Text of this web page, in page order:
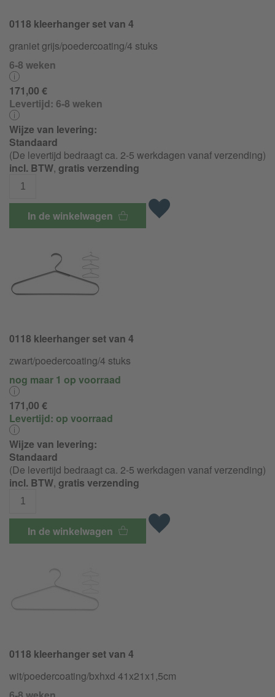
0118 kleerhanger set van 4
graniet grijs/poedercoating/4 stuks
6-8 weken
171,00 €
Levertijd: 6-8 weken
Wijze van levering:
Standaard
(De levertijd bedraagt ca. 2-5 werkdagen vanaf verzending)
incl. BTW, gratis verzending
In de winkelwagen
0118 kleerhanger set van 4
zwart/poedercoating/4 stuks
nog maar 1 op voorraad
171,00 €
Levertijd: op voorraad
Wijze van levering:
Standaard
(De levertijd bedraagt ca. 2-5 werkdagen vanaf verzending)
incl. BTW, gratis verzending
In de winkelwagen
0118 kleerhanger set van 4
wit/poedercoating/bxhxd 41x21x1,5cm